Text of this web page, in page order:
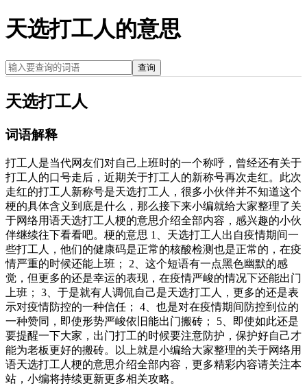
天选打工人的意思
查询
天选打工人
词语解释
打工人是当代网友们对自己上班时的一个称呼，曾经还有关于
打工人的口号走后，近期关于打工人的新称号再次走红。此次
走红的打工人新称号是天选打工人，很多小伙伴并不知道这个
梗的具体含义到底是什么，那么接下来小编就给大家整理了关
于网络用语天选打工人梗的意思介绍全部内容，感兴趣的小伙
伴继续往下看看吧。梗的意思 1、天选打工人出自疫情期间一
些打工人，他们的健康码是正常的核酸检测也是正常的，在疫
情严重的时候还能上班； 2、这个短语有一点黑色幽默的感
觉，但更多的还是幸运的表现，在疫情严峻的情况下还能出门
上班； 3、于是就有人调侃自己是天选打工人，更多的还是表
示对疫情防控的一种信任； 4、也是对在疫情期间防控到位的
一种赞同，即使形势严峻依旧能出门搬砖； 5、即使如此还是
要提醒一下大家，出门打工的时候要注意防护，保护好自己才
能为老板更好的搬砖。以上就是小编给大家整理的关于网络用
语天选打工人梗的意思介绍全部内容，更多精彩内容请关注本
站，小编将持续更新更多相关攻略。